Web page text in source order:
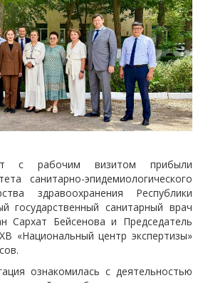
с рабочим визитом прибыли
санитарно-эпидемиологического
здравоохранения Республики
государственный санитарный врач
Сархат Бейсенова и Председатель
«Национальный центр экспертизы»
ознакомилась с деятельностью